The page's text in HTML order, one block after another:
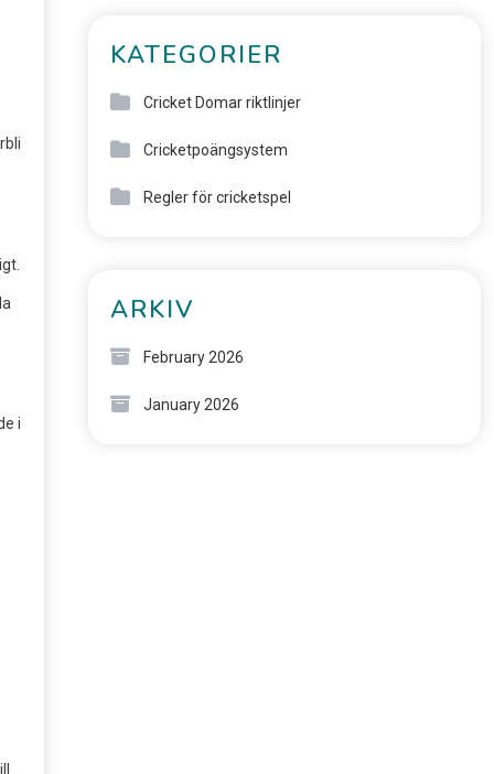
i
KATEGORIER
Cricket Domar riktlinjer
Cricketpoängsystem
Regler för cricketspel
ARKIV
February 2026
January 2026